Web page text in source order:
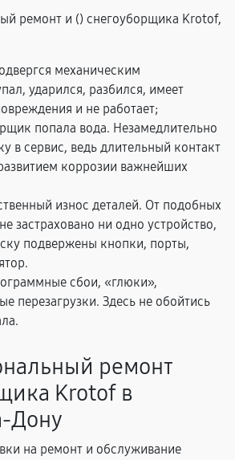
ремонт и () снегоуборщика Krotof,
механическим
ударился, разбился, имеет
и не работает;
попала вода. Незамедлительно
в сервис, ведь длительный контакт
коррозии важнейших
износ деталей. От подобных
застраховано ни одно устройство,
подвержены кнопки, порты,
сбои, «глюки»,
перезагрузки. Здесь не обойтись
ремонт
Krotof в
Дону
на ремонт и обслуживание